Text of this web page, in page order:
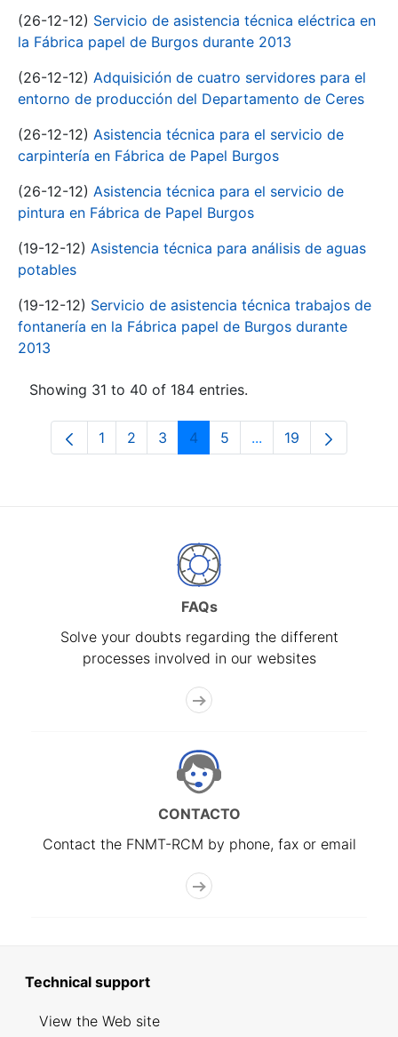
(26-12-12) Servicio de asistencia técnica eléctrica en
la Fábrica papel de Burgos durante 2013
(26-12-12) Adquisición de cuatro servidores para el
entorno de producción del Departamento de Ceres
(26-12-12) Asistencia técnica para el servicio de
carpintería en Fábrica de Papel Burgos
(26-12-12) Asistencia técnica para el servicio de
pintura en Fábrica de Papel Burgos
(19-12-12) Asistencia técnica para análisis de aguas
potables
(19-12-12) Servicio de asistencia técnica trabajos de
fontanería en la Fábrica papel de Burgos durante
2013
Showing 31 to 40 of 184 entries.
Page
1 Page
2 Page
3 Page
4 Page
5 ...Intermediate Pages
Page
19
FAQs
Solve your doubts regarding the different
processes involved in our websites
CONTACTO
Contact the FNMT-RCM by phone, fax or email
Technical support
View the Web site